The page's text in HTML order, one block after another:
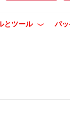
とツール パ